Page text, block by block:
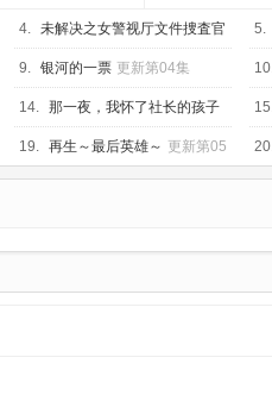
金村门市
4. 未解决之女警视厅文件捜査官
第三季 更新第05集
5.
9. 银河的一票 更新第04集
妇
14. 那一夜，我怀了社长的孩子
更新第05集
19. 再生～最后英雄～ 更新第05
集 05